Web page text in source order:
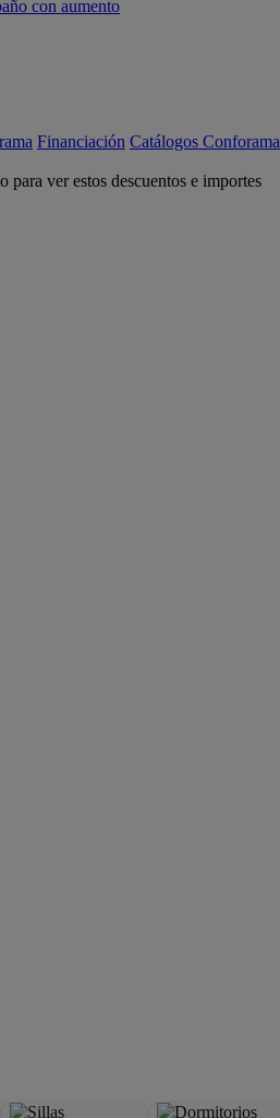
con aumento
Financiación Catálogos Conforama
ver estos descuentos e importes